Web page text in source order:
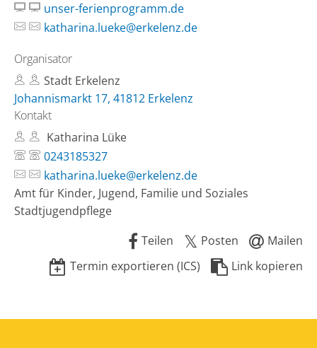
unser-ferienprogramm.de
katharina.lueke@erkelenz.de
Organisator
Stadt Erkelenz
Johannismarkt 17, 41812 Erkelenz
Kontakt
Katharina Lüke
0243185327
katharina.lueke@erkelenz.de
Amt für Kinder, Jugend, Familie und Soziales
Stadtjugendpflege
Teilen
Posten
Mailen
Termin exportieren (ICS)
Link kopieren